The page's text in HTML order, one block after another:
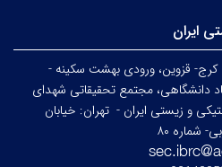
ایران
۵ آزاده راه کرج- قزوین، ورودی بهشت سکینه -
دانشگاهی، مجتمع تحقیقاتی شهدای
و زیستی ایران - تهران: خیابان
شماره ۸۰